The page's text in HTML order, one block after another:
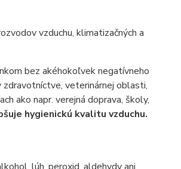
vzduchu, klimatizačných a
bez akéhokoľvek negatívneho
zdravotníctve, veterinárnej oblasti,
ako napr. verejná doprava, školy,
hygienickú kvalitu vzduchu.